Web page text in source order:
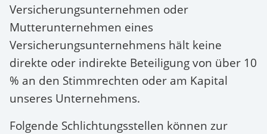
Versicherungsunternehmen oder
Mutterunternehmen eines
Versicherungsunternehmens hält keine
direkte oder indirekte Beteiligung von über 10
% an den Stimmrechten oder am Kapital
unseres Unternehmens.
Folgende Schlichtungsstellen können zur